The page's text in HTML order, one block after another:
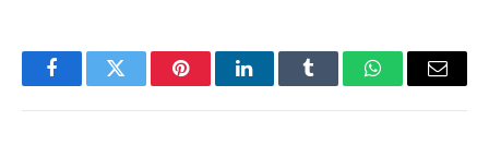
FacebookTwitter PinterestLinkedInTumblr WhatsApp
E-